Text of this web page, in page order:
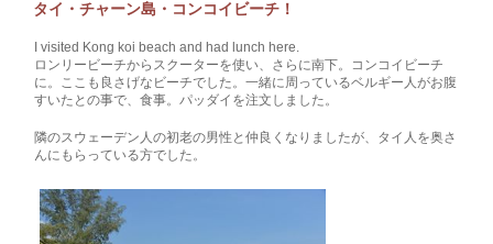
タイ・チャーン島・コンコイビーチ！
I visited Kong koi beach and had lunch here.
ロンリービーチからスクーターを使い、さらに南下。コンコイビーチ
に。ここも良さげなビーチでした。一緒に周っているベルギー人がお腹
すいたとの事で、食事。パッダイを注文しました。
隣のスウェーデン人の初老の男性と仲良くなりましたが、タイ人を奥さ
んにもらっている方でした。